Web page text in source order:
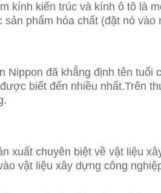
kính kiến ​​trúc và kính ô tô là
phẩm hóa chất (đặt nó
đã khẳng định tên
biết đến nhiều nhất.Trên
xuất chuyên biệt về vật liệu
vật liệu xây dựng công